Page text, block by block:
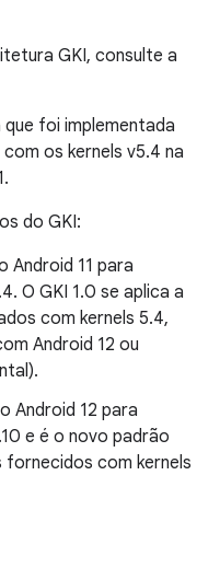
GKI, consulte a
que foi implementada
os kernels v5.4 na
do GKI:
Android 11 para
O GKI 1.0 se aplica a
com kernels 5.4,
Android 12 ou
Android 12 para
e é o novo padrão
com kernels